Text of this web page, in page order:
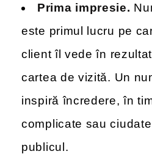
Prima impresie.
este primul lucru pe
client îl vede în
cartea de vizită. Un
inspiră încredere, în
complicate sau
publicul.